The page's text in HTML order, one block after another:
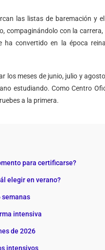
las listas de baremación y
compaginándolo con la
convertido en la época
los meses de junio, julio y
estudiando. Como Centro
a la primera.
para certificarse?
elegir en verano?
semanas
intensiva
de 2026
intensivos